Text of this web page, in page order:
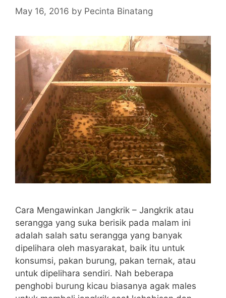
May 16, 2016 by Pecinta Binatang
Cara Mengawinkan Jangkrik – Jangkrik atau
serangga yang suka berisik pada malam ini
adalah salah satu serangga yang banyak
dipelihara oleh masyarakat, baik itu untuk
konsumsi, pakan burung, pakan ternak, atau
untuk dipelihara sendiri. Nah beberapa
penghobi burung kicau biasanya agak males